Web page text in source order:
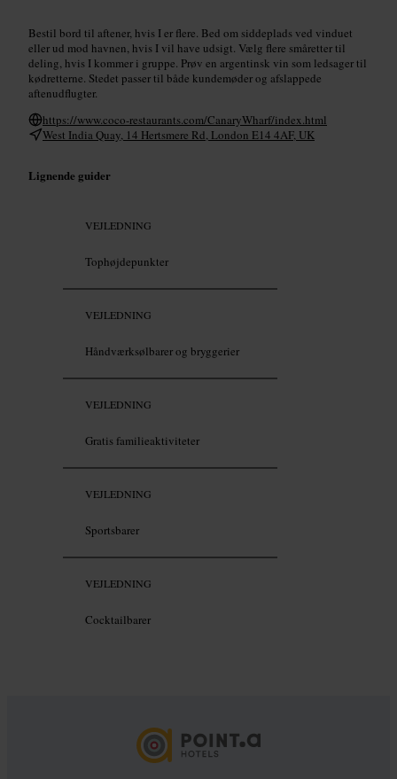
Bestil bord til aftener, hvis I er flere. Bed om siddeplads ved vinduet
eller ud mod havnen, hvis I vil have udsigt. Vælg flere småretter til
deling, hvis I kommer i gruppe. Prøv en argentinsk vin som ledsager til
kødretterne. Stedet passer til både kundemøder og afslappede
aftenudflugter.
https://www.coco-restaurants.com/CanaryWharf/index.html
West India Quay, 14 Hertsmere Rd, London E14 4AF, UK
Lignende guider
VEJLEDNING
Tophøjdepunkter
VEJLEDNING
Håndværksølbarer og bryggerier
VEJLEDNING
Gratis familieaktiviteter
VEJLEDNING
Sportsbarer
VEJLEDNING
Cocktailbarer